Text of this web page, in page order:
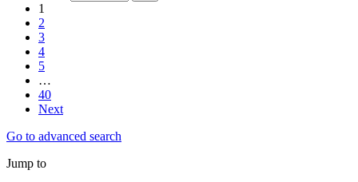
1
2
3
4
5
…
40
Next
Go to advanced search
Jump to